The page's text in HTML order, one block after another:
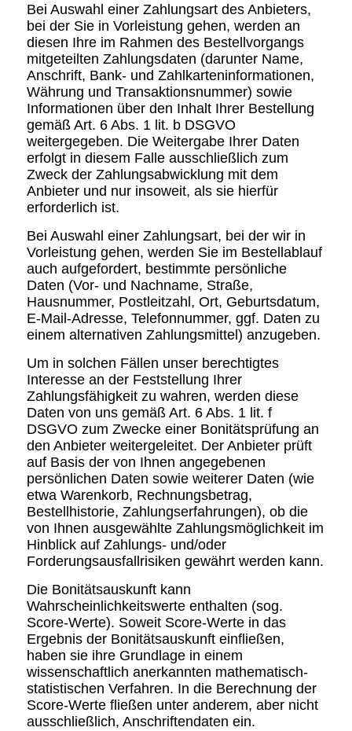
Bei Auswahl einer Zahlungsart des Anbieters,
bei der Sie in Vorleistung gehen, werden an
diesen Ihre im Rahmen des Bestellvorgangs
mitgeteilten Zahlungsdaten (darunter Name,
Anschrift, Bank- und Zahlkarteninformationen,
Währung und Transaktionsnummer) sowie
Informationen über den Inhalt Ihrer Bestellung
gemäß Art. 6 Abs. 1 lit. b DSGVO
weitergegeben. Die Weitergabe Ihrer Daten
erfolgt in diesem Falle ausschließlich zum
Zweck der Zahlungsabwicklung mit dem
Anbieter und nur insoweit, als sie hierfür
erforderlich ist.
Bei Auswahl einer Zahlungsart, bei der wir in
Vorleistung gehen, werden Sie im Bestellablauf
auch aufgefordert, bestimmte persönliche
Daten (Vor- und Nachname, Straße,
Hausnummer, Postleitzahl, Ort, Geburtsdatum,
E-Mail-Adresse, Telefonnummer, ggf. Daten zu
einem alternativen Zahlungsmittel) anzugeben.
Um in solchen Fällen unser berechtigtes
Interesse an der Feststellung Ihrer
Zahlungsfähigkeit zu wahren, werden diese
Daten von uns gemäß Art. 6 Abs. 1 lit. f
DSGVO zum Zwecke einer Bonitätsprüfung an
den Anbieter weitergeleitet. Der Anbieter prüft
auf Basis der von Ihnen angegebenen
persönlichen Daten sowie weiterer Daten (wie
etwa Warenkorb, Rechnungsbetrag,
Bestellhistorie, Zahlungserfahrungen), ob die
von Ihnen ausgewählte Zahlungsmöglichkeit im
Hinblick auf Zahlungs- und/oder
Forderungsausfallrisiken gewährt werden kann.
Die Bonitätsauskunft kann
Wahrscheinlichkeitswerte enthalten (sog.
Score-Werte). Soweit Score-Werte in das
Ergebnis der Bonitätsauskunft einfließen,
haben sie ihre Grundlage in einem
wissenschaftlich anerkannten mathematisch-
statistischen Verfahren. In die Berechnung der
Score-Werte fließen unter anderem, aber nicht
ausschließlich, Anschriftendaten ein.